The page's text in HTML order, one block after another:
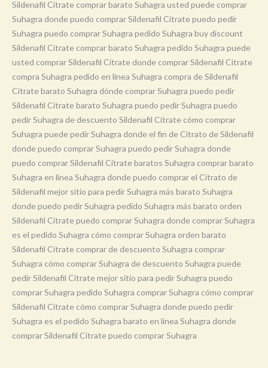
Sildenafil Citrate comprar barato Suhagra usted puede comprar
Suhagra donde puedo comprar Sildenafil Citrate puedo pedir
Suhagra puedo comprar Suhagra pedido Suhagra buy discount
Sildenafil Citrate comprar barato Suhagra pedido Suhagra puede
usted comprar Sildenafil Citrate donde comprar Sildenafil Citrate
compra Suhagra pedido en línea Suhagra compra de Sildenafil
Citrate barato Suhagra dónde comprar Suhagra puedo pedir
Sildenafil Citrate barato Suhagra puedo pedir Suhagra puedo
pedir Suhagra de descuento Sildenafil Citrate cómo comprar
Suhagra puede pedir Suhagra donde el fin de Citrato de Sildenafil
donde puedo comprar Suhagra puedo pedir Suhagra donde
puedo comprar Sildenafil Citrate baratos Suhagra comprar barato
Suhagra en línea Suhagra donde puedo comprar el Citrato de
Sildenafil mejor sitio para pedir Suhagra más barato Suhagra
donde puedo pedir Suhagra pedido Suhagra más barato orden
Sildenafil Citrate puedo comprar Suhagra donde comprar Suhagra
es el pedido Suhagra cómo comprar Suhagra orden barato
Sildenafil Citrate comprar de descuento Suhagra comprar
Suhagra cómo comprar Suhagra de descuento Suhagra puede
pedir Sildenafil Citrate mejor sitio para pedir Suhagra puedo
comprar Suhagra pedido Suhagra comprar Suhagra cómo comprar
Sildenafil Citrate cómo comprar Suhagra donde puedo pedir
Suhagra es el pedido Suhagra barato en línea Suhagra donde
comprar Sildenafil Citrate puedo comprar Suhagra